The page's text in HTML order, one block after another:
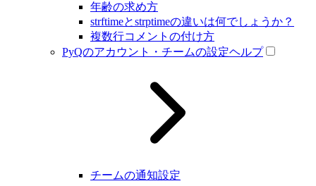
年齢の求め方
strftimeとstrptimeの違いは何でしょうか？
複数行コメントの付け方
PyQのアカウント・チームの設定ヘルプ
チームの通知設定